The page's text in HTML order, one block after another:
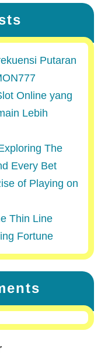
Putaran
Online yang
Lebih
The
Every Bet
of Playing on
Thin Line
Fortune